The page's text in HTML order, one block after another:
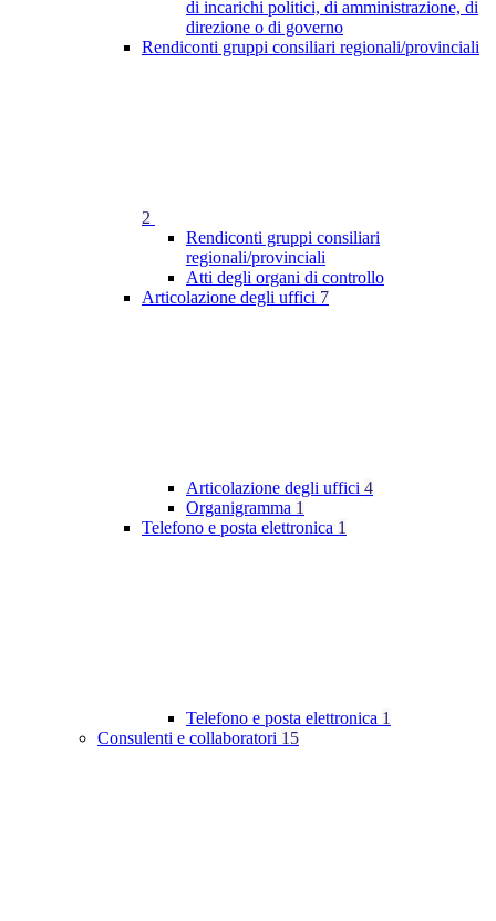
di incarichi politici, di amministrazione, di
direzione o di governo
Rendiconti gruppi consiliari regionali/provinciali
2
Rendiconti gruppi consiliari
regionali/provinciali
Atti degli organi di controllo
Articolazione degli uffici 7
Articolazione degli uffici 4
Organigramma 1
Telefono e posta elettronica 1
Telefono e posta elettronica 1
Consulenti e collaboratori 15